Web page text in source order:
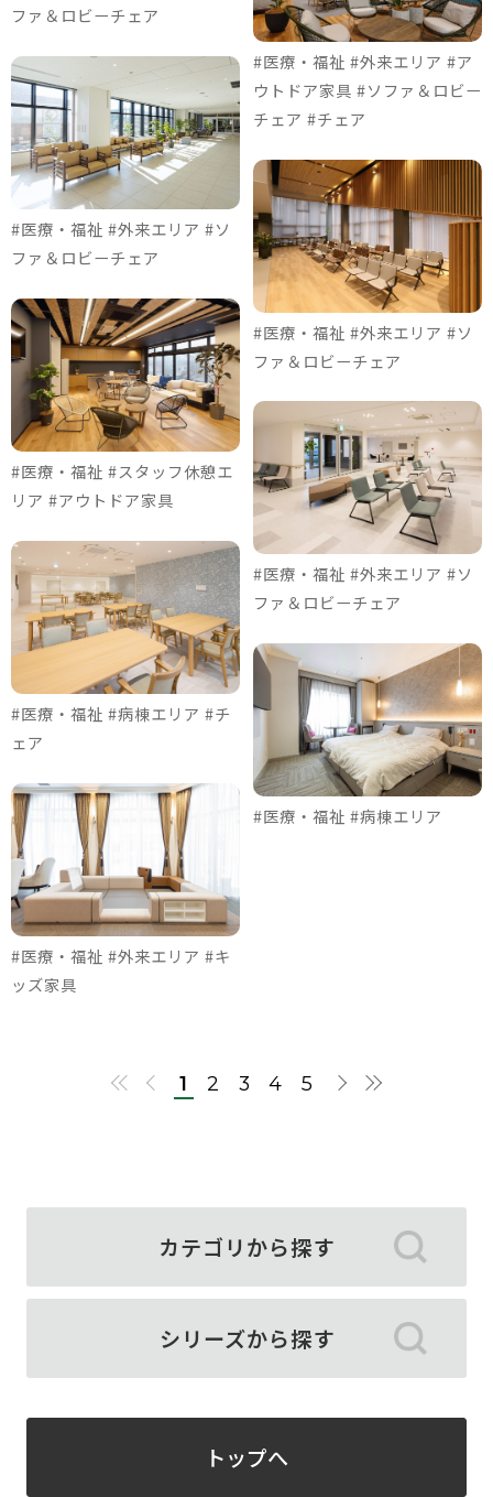
ファ＆ロビーチェア
#医療・福祉 #外来エリア #ソ
ファ＆ロビーチェア
#医療・福祉 #スタッフ休憩エ
リア #アウトドア家具
#医療・福祉 #病棟エリア #チ
ェア
#医療・福祉 #外来エリア #キ
ッズ家具
#医療・福祉 #外来エリア #ア
ウトドア家具 #ソファ＆ロビー
チェア #チェア
#医療・福祉 #外来エリア #ソ
ファ＆ロビーチェア
#医療・福祉 #外来エリア #ソ
ファ＆ロビーチェア
#医療・福祉 #病棟エリア
1 2 3 4 5
カテゴリから探す
シリーズから探す
トップへ